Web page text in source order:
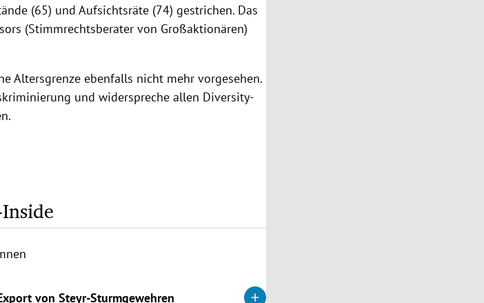
(65) und Aufsichtsräte (74) gestrichen. Das
(Stimmrechtsberater von Großaktionären)
Altersgrenze ebenfalls nicht mehr vorgesehen.
und widerspreche allen Diversity-
von Steyr-Sturmgewehren